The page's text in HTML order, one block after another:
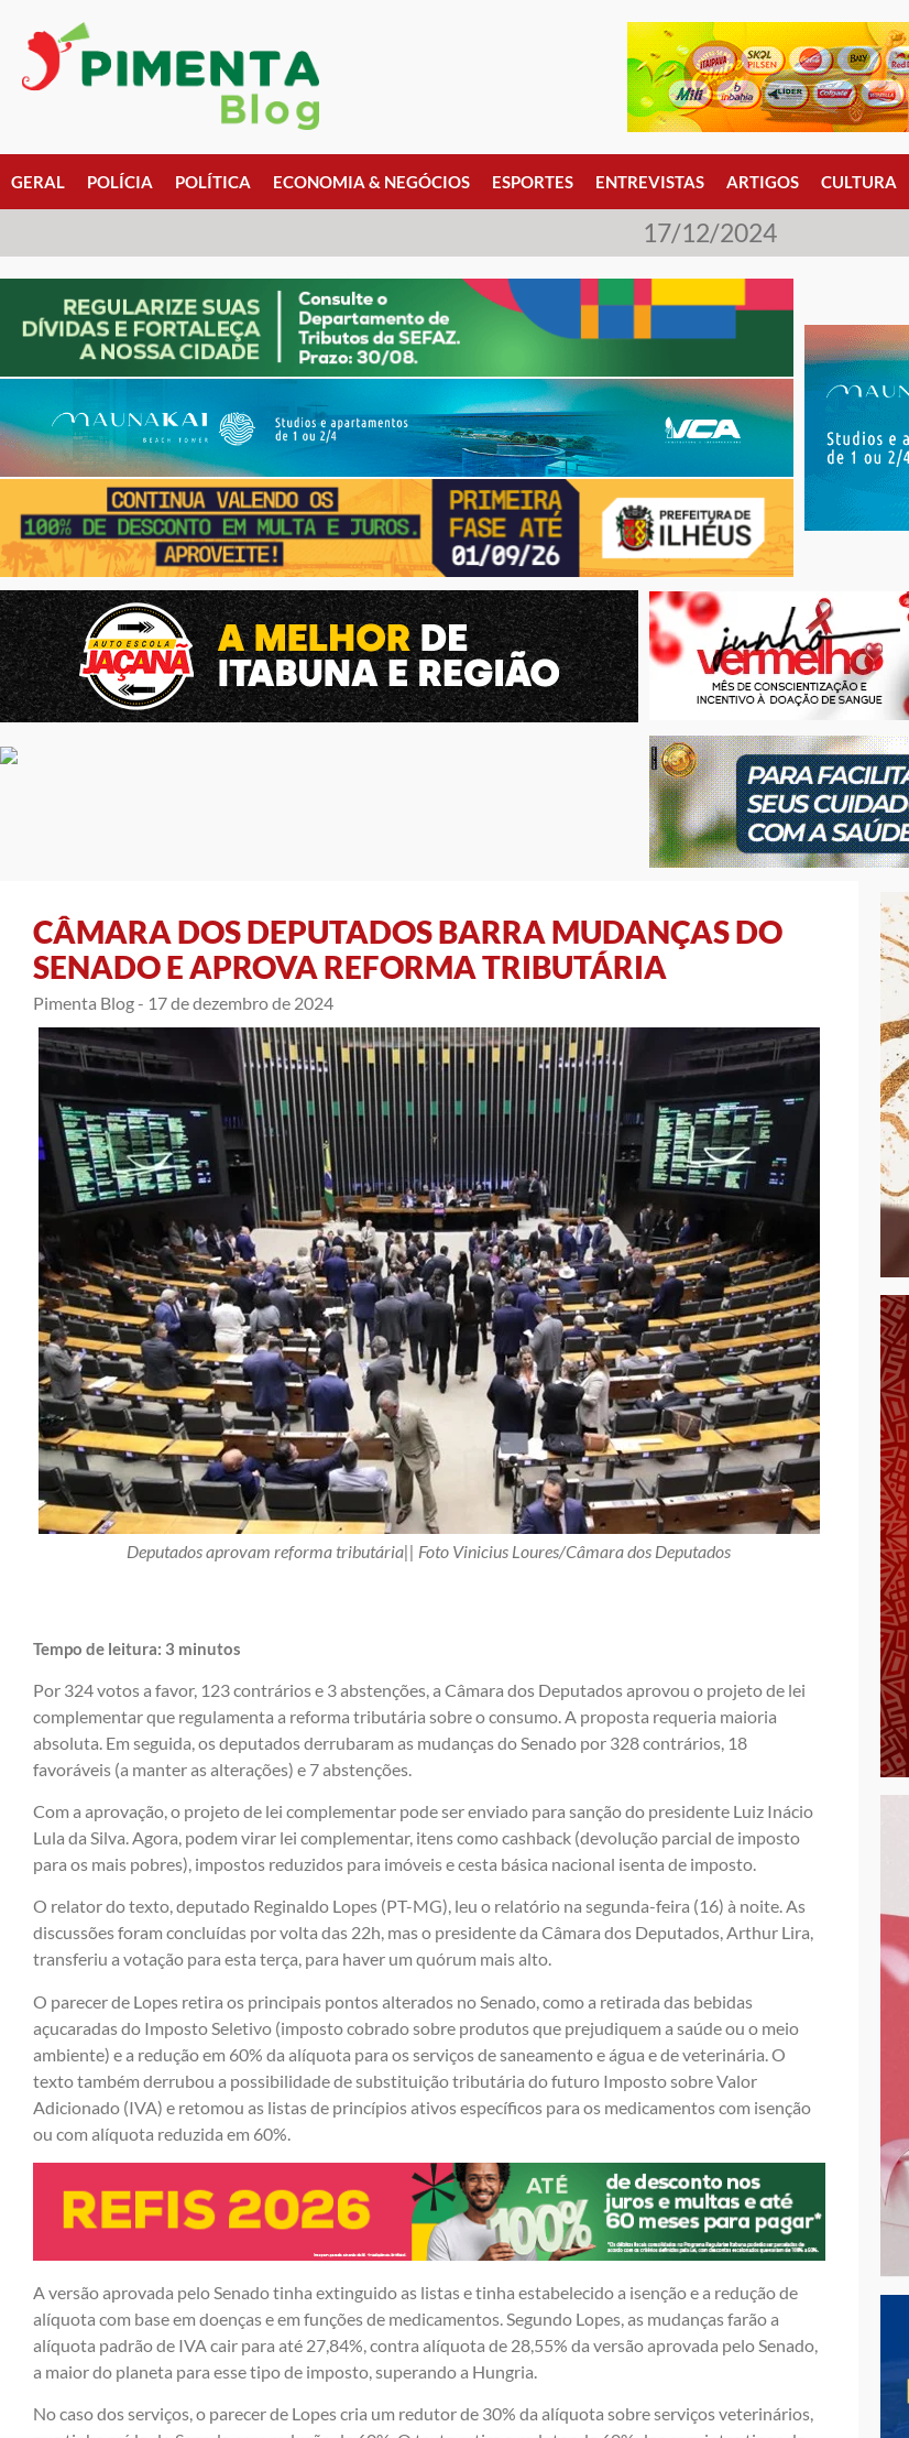
GERAL POLÍCIA POLÍTICA ECONOMIA & NEGÓCIOS ESPORTES ENTREVISTAS ARTIGOS CULTURA
17/12/2024
CÂMARA DOS DEPUTADOS BARRA MUDANÇAS DO
SENADO E APROVA REFORMA TRIBUTÁRIA
Pimenta Blog - 17 de dezembro de 2024
Deputados aprovam reforma tributária|| Foto Vinicius Loures/Câmara dos Deputados
Tempo de leitura: 3 minutos
Por 324 votos a favor, 123 contrários e 3 abstenções, a Câmara dos Deputados aprovou o projeto de lei
complementar que regulamenta a reforma tributária sobre o consumo. A proposta requeria maioria
absoluta. Em seguida, os deputados derrubaram as mudanças do Senado por 328 contrários, 18
favoráveis (a manter as alterações) e 7 abstenções.
Com a aprovação, o projeto de lei complementar pode ser enviado para sanção do presidente Luiz Inácio
Lula da Silva. Agora, podem virar lei complementar, itens como cashback (devolução parcial de imposto
para os mais pobres), impostos reduzidos para imóveis e cesta básica nacional isenta de imposto.
O relator do texto, deputado Reginaldo Lopes (PT-MG), leu o relatório na segunda-feira (16) à noite. As
discussões foram concluídas por volta das 22h, mas o presidente da Câmara dos Deputados, Arthur Lira,
transferiu a votação para esta terça, para haver um quórum mais alto.
O parecer de Lopes retira os principais pontos alterados no Senado, como a retirada das bebidas
açucaradas do Imposto Seletivo (imposto cobrado sobre produtos que prejudiquem a saúde ou o meio
ambiente) e a redução em 60% da alíquota para os serviços de saneamento e água e de veterinária. O
texto também derrubou a possibilidade de substituição tributária do futuro Imposto sobre Valor
Adicionado (IVA) e retomou as listas de princípios ativos específicos para os medicamentos com isenção
ou com alíquota reduzida em 60%.
A versão aprovada pelo Senado tinha extinguido as listas e tinha estabelecido a isenção e a redução de
alíquota com base em doenças e em funções de medicamentos. Segundo Lopes, as mudanças farão a
alíquota padrão de IVA cair para até 27,84%, contra alíquota de 28,55% da versão aprovada pelo Senado,
a maior do planeta para esse tipo de imposto, superando a Hungria.
No caso dos serviços, o parecer de Lopes cria um redutor de 30% da alíquota sobre serviços veterinários,